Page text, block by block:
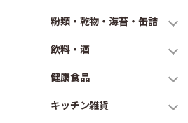
粉類・乾物・海苔・缶詰
飲料・酒
健康食品
キッチン雑貨